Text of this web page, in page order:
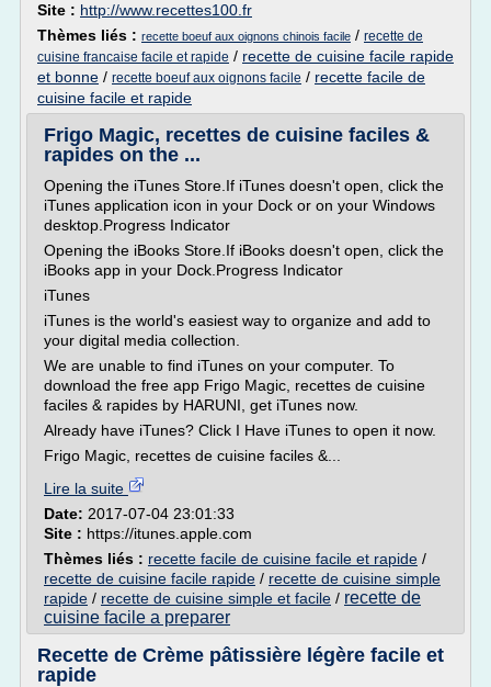
Site : http://www.recettes100.fr
Thèmes liés : recette boeuf aux oignons chinois facile / recette de
cuisine francaise facile et rapide / recette de cuisine facile rapide
et bonne / recette boeuf aux oignons facile / recette facile de
cuisine facile et rapide
Frigo Magic, recettes de cuisine faciles &
rapides on the ...
Opening the iTunes Store.If iTunes doesn't open, click the
iTunes application icon in your Dock or on your Windows
desktop.Progress Indicator
Opening the iBooks Store.If iBooks doesn't open, click the
iBooks app in your Dock.Progress Indicator
iTunes
iTunes is the world's easiest way to organize and add to
your digital media collection.
We are unable to find iTunes on your computer. To
download the free app Frigo Magic, recettes de cuisine
faciles & rapides by HARUNI, get iTunes now.
Already have iTunes? Click I Have iTunes to open it now.
Frigo Magic, recettes de cuisine faciles &...
Lire la suite
Date: 2017-07-04 23:01:33
Site : https://itunes.apple.com
Thèmes liés : recette facile de cuisine facile et rapide /
recette de cuisine facile rapide / recette de cuisine simple
rapide / recette de cuisine simple et facile / recette de
cuisine facile a preparer
Recette de Crème pâtissière légère facile et
rapide